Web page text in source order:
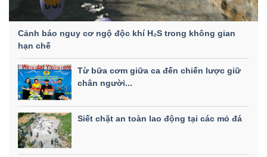
Cảnh báo nguy cơ ngộ độc khí H₂S trong không gian
hạn chế
Từ bữa cơm giữa ca đến chiến lược giữ
chân người...
Siết chặt an toàn lao động tại các mỏ đá